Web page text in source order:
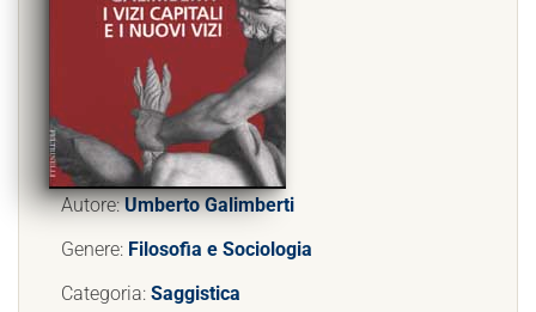
Autore:Umberto Galimberti
Genere: Filosofia e Sociologia
Categoria: Saggistica